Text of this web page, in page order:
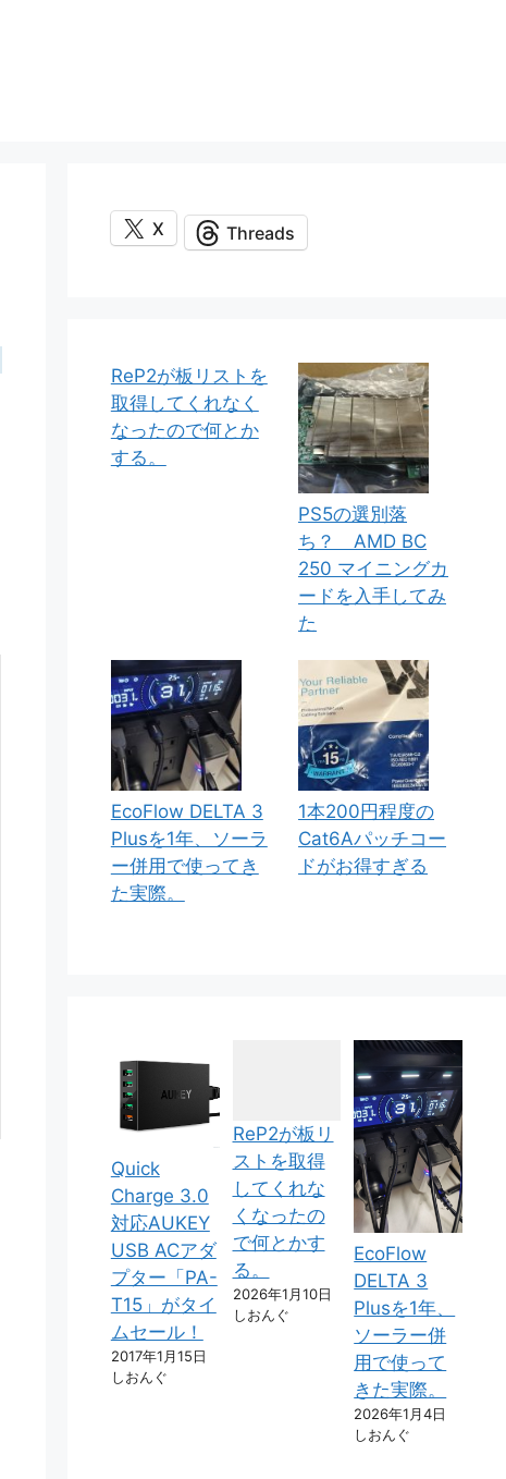
X Threads
ReP2が板リストを
取得してくれなく
なったので何とか
する。
PS5の選別落
ち？ AMD BC
250 マイニングカ
ードを入手してみ
た
EcoFlow DELTA 3
Plusを1年、ソーラ
ー併用で使ってき
た実際。
1本200円程度の
Cat6Aパッチコー
ドがお得すぎる
Quick
Charge 3.0
対応AUKEY
USB ACアダ
プター「PA-
T15」がタイ
ムセール！
2017年1月15日
しおんぐ
ReP2が板リ
ストを取得
してくれな
くなったの
で何とかす
る。
2026年1月10日
しおんぐ
EcoFlow
DELTA 3
Plusを1年、
ソーラー併
用で使って
きた実際。
2026年1月4日
しおんぐ